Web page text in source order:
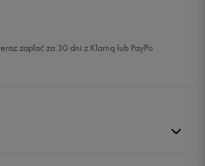
zapłać za 30 dni z Klarną lub PayPo